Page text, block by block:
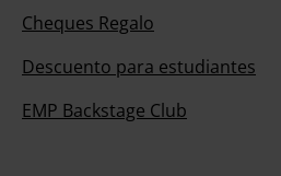
Cheques Regalo
Descuento para estudiantes
EMP Backstage Club